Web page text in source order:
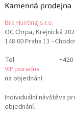
Kamenná prodejna
Bra Hunting s.r.o.
OC Chrpa, Krejnická
148 00 Praha 11 -
Tel:
+420
VIP poradna
na objednání
Individuální návštěva
objednání.